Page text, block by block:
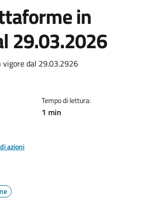
in
29.03.2026
documento
dal 29.03.2926
Tempo di lettura:
1 min
azioni